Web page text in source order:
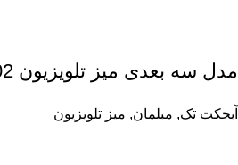
مدل سه بعدی میز تلویزیون 0102
آبجکت تک, مبلمان, میز تلویزیون